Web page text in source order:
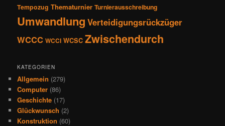
Tempozug Thematurnier Turnierausschreibung
Umwandlung Verteidigungsrückzüger
WCCC WCCI WCSC Zwischendurch
KATEGORIEN
Allgemein (279)
Computer (86)
Geschichte (17)
Glückwunsch (2)
Konstruktion (60)